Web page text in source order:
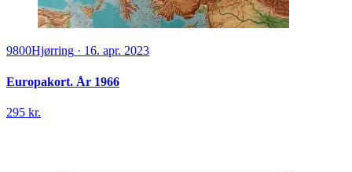
9800Hjørring · 16. apr. 2023
Europakort. År 1966
295 kr.